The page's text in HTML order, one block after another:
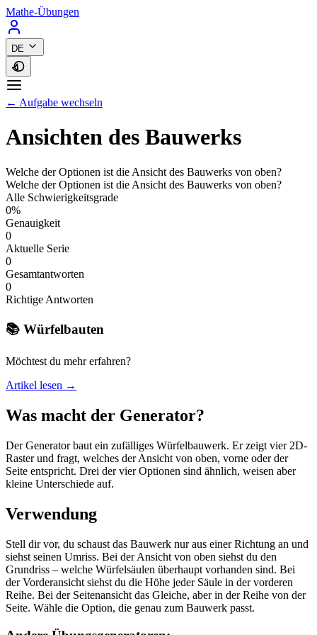
Mathe-Übungen
DE
← Aufgabe wechseln
Ansichten des Bauwerks
Welche der Optionen ist die Ansicht des Bauwerks von oben?
Welche der Optionen ist die Ansicht des Bauwerks von oben?
Alle Schwierigkeitsgrade
0%
Genauigkeit
0
Aktuelle Serie
0
Gesamtantworten
0
Richtige Antworten
📚 Würfelbauten
Möchtest du mehr erfahren?
Artikel lesen →
Was macht der Generator?
Der Generator baut ein zufälliges Würfelbauwerk. Er zeigt vier 2D-
Raster und fragt, welches der Ansicht von oben, vorne oder der
Seite entspricht. Drei der vier Optionen sind ähnlich, weisen aber
kleine Unterschiede auf.
Verwendung
Stell dir vor, du schaust das Bauwerk nur aus einer Richtung an und
siehst seinen Umriss. Bei der Ansicht von oben siehst du den
Grundriss – welche Würfelsäulen überhaupt vorhanden sind. Bei
der Vorderansicht siehst du die Höhe jeder Säule in der vorderen
Reihe. Bei der Seitenansicht das Gleiche, aber in der Reihe von der
Seite. Wähle die Option, die genau zum Bauwerk passt.